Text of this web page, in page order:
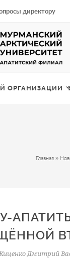
директору
ОРГАНИЗАЦИИ
Главная»
Киценко Дмитрий